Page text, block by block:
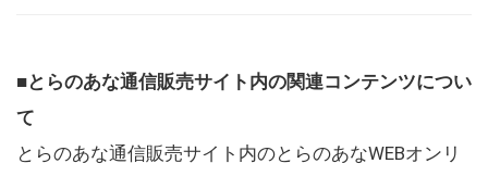
■とらのあな通信販売サイト内の関連コンテンツについ
て
とらのあな通信販売サイト内のとらのあなWEBオンリ